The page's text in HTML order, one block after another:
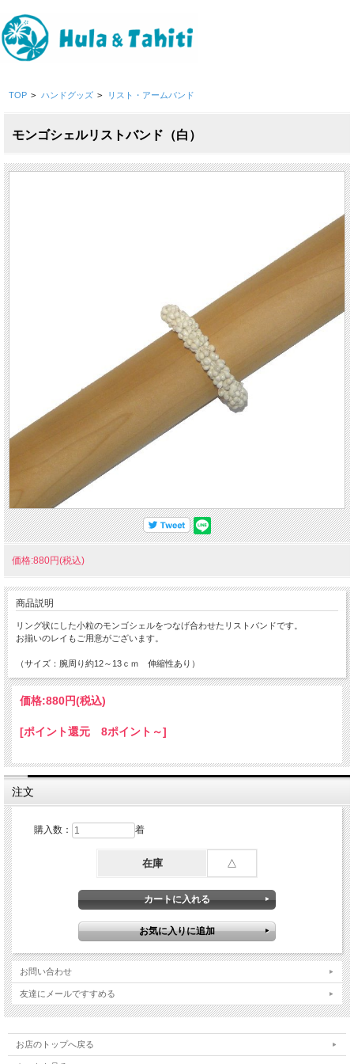
TOP > ハンドグッズ > リスト・アームバンド
モンゴシェルリストバンド（白）
価格:880円(税込)
商品説明
リング状にした小粒のモンゴシェルをつなげ合わせたリストバンドです。
お揃いのレイもご用意がございます。
（サイズ：腕周り約12～13ｃｍ 伸縮性あり）
価格:880円(税込)
[ポイント還元 8ポイント～]
注文
購入数： 着
在庫 △
お問い合わせ
友達にメールですすめる
お店のトップへ戻る